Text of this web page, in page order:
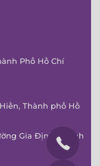
Phố Hồ Chí
Thành phố Hồ
Gia Định, Thành